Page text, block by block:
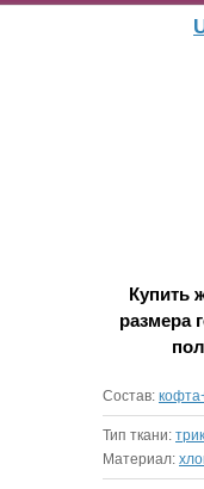
Купить
размера
Состав:
Тип ткани:
Материал: